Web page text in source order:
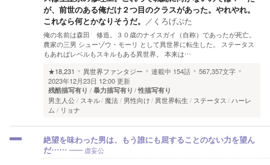
が、前世のある俺だけ２つ目のクラスがあった。やれやれ。
これなら何とかなりそうだ。 ／ くろげぶた
俺の名前は森田 修造。３０歳のナイスガイ（自称）であったが死亡。
農家の三男 シューゾウ・モーリ として異世界に転生した。 ステータス
もあればレベルもスキルもある異世界。 本来は…
★18,231
異世界ファンタジー 連載中 154話
567,357文字
2023年12月23日 12:00 更新
残酷描写有り 暴力描写有り 性描写有り
男主人公 スキル 魔法 男性向け 異世界転生 ステータス ハーレ
ム
リョナ
絶望を味わった男は、もう誰にも屈することのない力を望ん
だ……
虚妄公